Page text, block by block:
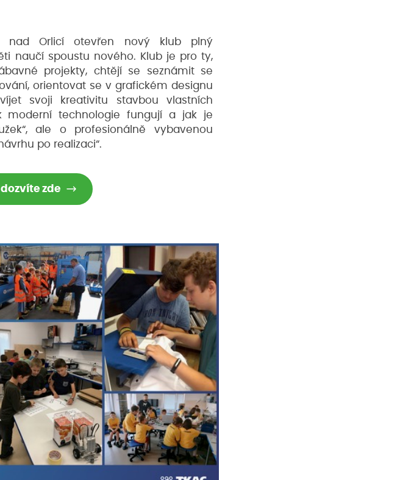
nad Orlicí otevřen nový klub plný
naučí spoustu nového. Klub je pro ty,
projekty, chtějí se seznámit se
orientovat se v grafickém designu
svoji kreativitu stavbou vlastních
moderní technologie fungují a jak je
ale o profesionálně vybavenou
po realizaci“.
zde